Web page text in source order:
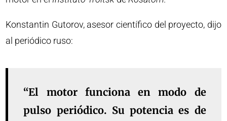
Konstantin Gutorov, asesor científico del proyecto, dijo
al periódico ruso:
“El motor funciona en modo de
pulso periódico. Su potencia es de